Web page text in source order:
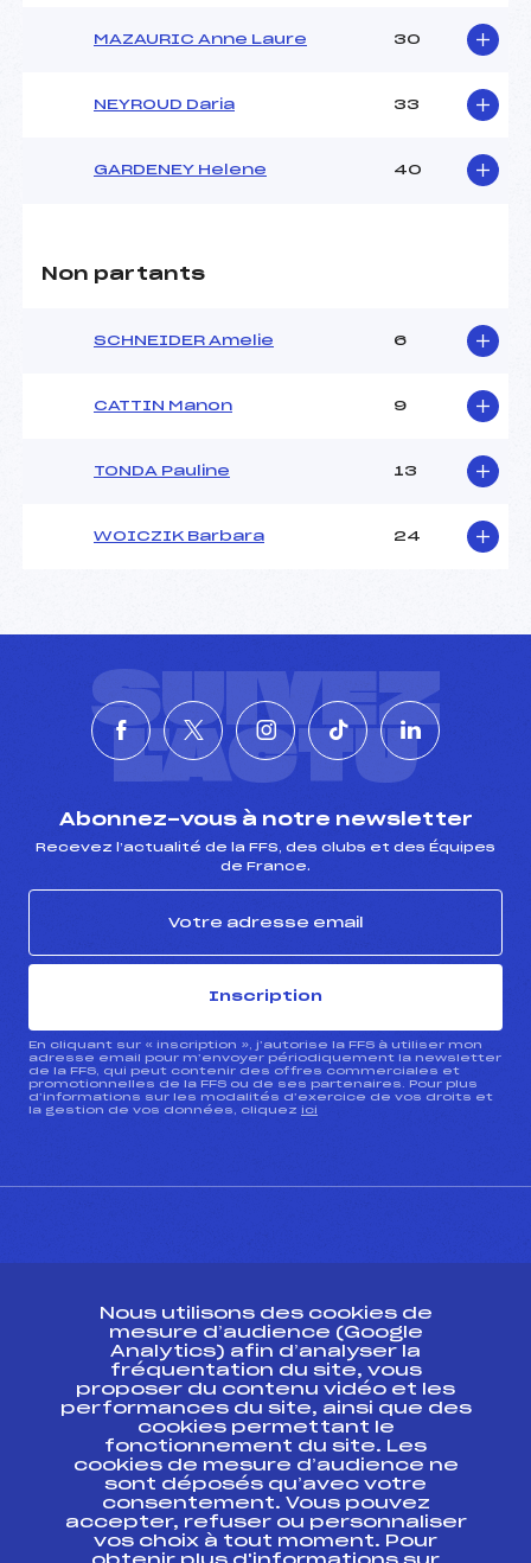
MAZAURIC Anne Laure 30
NEYROUD Daria 33
GARDENEY Helene 40
Non partants
SCHNEIDER Amelie 6
CATTIN Manon 9
TONDA Pauline 13
WOICZIK Barbara 24
SUIVEZ
L'ACTU
Abonnez-vous à notre newsletter
Recevez l’actualité de la FFS, des clubs et des Équipes
de France.
Inscription
En cliquant sur « inscription », j’autorise la FFS à utiliser mon
adresse email pour m’envoyer périodiquement la newsletter
de la FFS, qui peut contenir des offres commerciales et
promotionnelles de la FFS ou de ses partenaires. Pour plus
d’informations sur les modalités d’exercice de vos droits et
la gestion de vos données, cliquez ici
Ressources
Pass’Neige
Projet sportif fédéral
Projet de performance fédéral
Antidopage
Pôle Développement, Formation, Suivi
Scientifique
Listes ministérielles
Nous utilisons des cookies de
mesure d’audience (Google
Analytics) afin d’analyser la
fréquentation du site, vous
proposer du contenu vidéo et les
performances du site, ainsi que des
cookies permettant le
fonctionnement du site. Les
cookies de mesure d’audience ne
sont déposés qu’avec votre
consentement. Vous pouvez
accepter, refuser ou personnaliser
vos choix à tout moment. Pour